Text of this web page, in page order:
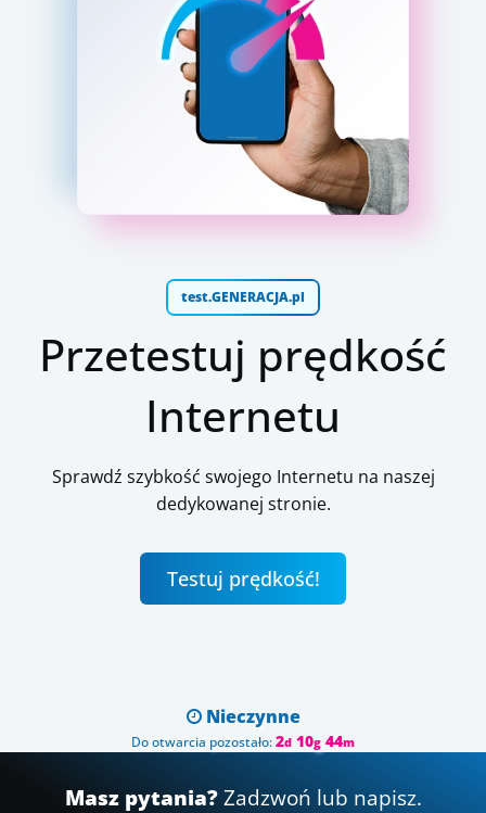
test.GENERACJA.pl
Przetestuj prędkość
Internetu
Sprawdź szybkość swojego Internetu na naszej
dedykowanej stronie.
Testuj prędkość!
 Nieczynne
Do otwarcia pozostało:2d 10g 44m
Masz pytania?Zadzwoń lub napisz.